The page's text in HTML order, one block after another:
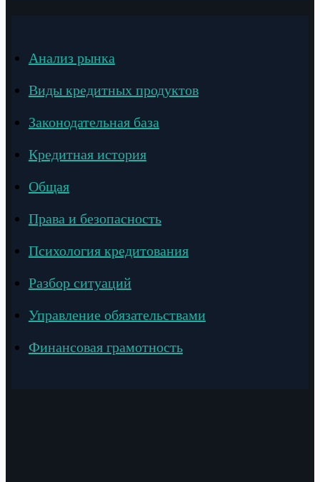
Анализ рынка
Виды кредитных продуктов
Законодательная база
Кредитная история
Общая
Права и безопасность
Психология кредитования
Разбор ситуаций
Управление обязательствами
Финансовая грамотность